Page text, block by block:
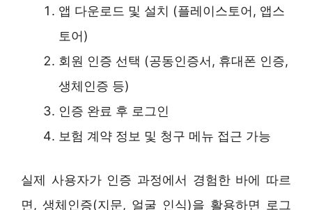
앱 다운로드 및 설치 (플레이스토어, 앱스
토어)
회원 인증 선택 (공동인증서, 휴대폰 인증,
생체인증 등)
인증 완료 후 로그인
보험 계약 정보 및 청구 메뉴 접근 가능
실제 사용자가 인증 과정에서 경험한 바에 따르
면, 생체인증(지문, 얼굴 인식)을 활용하면 로그